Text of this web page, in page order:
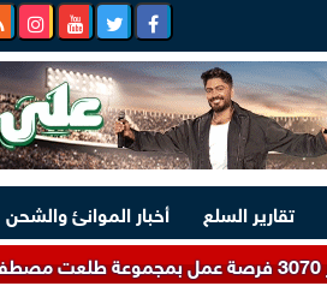
تقارير السلع
أخبار الموانئ والشحن